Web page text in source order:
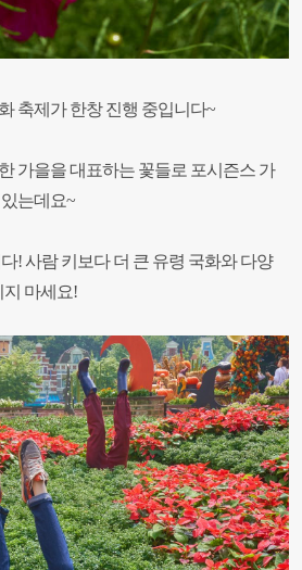
축제가 한창 진행 중입니다~
가을을 대표하는 꽃들로 포시즌스 가
는데요~
! 사람 키보다 더 큰 유령 국화와 다양
지 마세요!